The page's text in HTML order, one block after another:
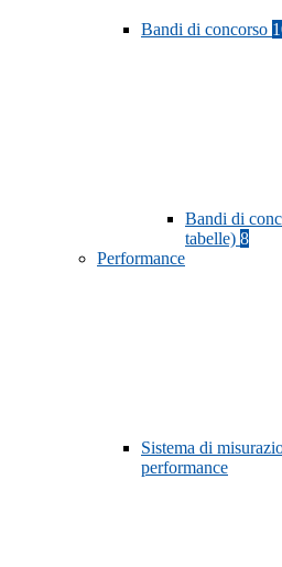
Bandi di concorso
Bandi di
tabelle) 8
Performance
Sistema di
performance